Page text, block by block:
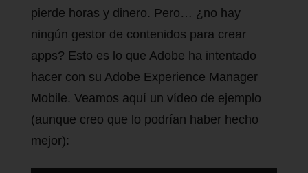
pierde horas y dinero. Pero… ¿no hay
ningún gestor de contenidos para crear
apps? Esto es lo que Adobe ha intentado
hacer con su Adobe Experience Manager
Mobile. Veamos aquí un vídeo de ejemplo
(aunque creo que lo podrían haber hecho
mejor):